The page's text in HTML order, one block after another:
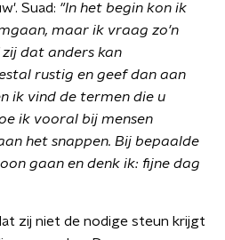
Suad: "In het begin kon ik
maar ik vraag zo'n
dat anders kan
rustig en geef dan aan
ik vind de termen die u
ik vooral bij mensen
het snappen. Bij bepaalde
gaan en denk ik: fijne dag
zij niet de nodige steun krijgt